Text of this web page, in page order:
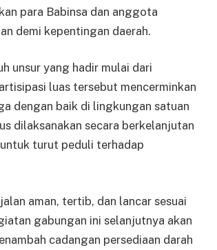
para Babinsa dan anggota
demi kepentingan daerah.
unsur yang hadir mulai dari
luas tersebut mencerminkan
dengan baik di lingkungan satuan
dilaksanakan secara berkelanjutan
turut peduli terhadap
aman, tertib, dan lancar sesuai
gabungan ini selanjutnya akan
cadangan persediaan darah